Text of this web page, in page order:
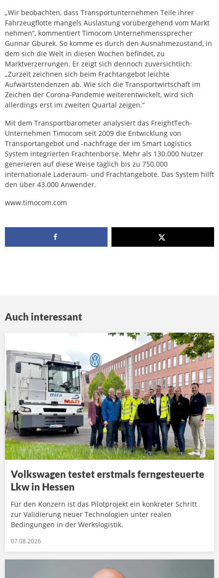
„Wir beobachten, dass Transportunternehmen Teile ihrer
Fahrzeugflotte mangels Auslastung vorübergehend vom Markt
nehmen“, kommentiert Timocom Unternehmenssprecher
Gunnar Gburek. So komme es durch den Ausnahmezustand, in
dem sich die Welt in diesen Wochen befindet, zu
Marktverzerrungen. Er zeigt sich dennoch zuversichtlich:
„Zurzeit zeichnen sich beim Frachtangebot leichte
Aufwärtstendenzen ab. Wie sich die Transportwirtschaft im
Zeichen der Corona-Pandemie weiterentwickelt, wird sich
allerdings erst im zweiten Quartal zeigen.“
Mit dem Transportbarometer analysiert das FreightTech-
Unternehmen Timocom seit 2009 die Entwicklung von
Transportangebot und -nachfrage der im Smart Logistics
System integrierten Frachtenbörse. Mehr als 130.000 Nutzer
generieren auf diese Weise täglich bis zu 750.000
internationale Laderaum- und Frachtangebote. Das System hilft
den über 43.000 Anwender.
www.timocom.com
Auch interessant
Volkswagen testet erstmals ferngesteuerte
Lkw in Hessen
Für den Konzern ist das Pilotprojekt ein konkreter Schritt
zur Validierung neuer Technologien unter realen
Bedingungen in der Werkslogistik.
07.08.2026